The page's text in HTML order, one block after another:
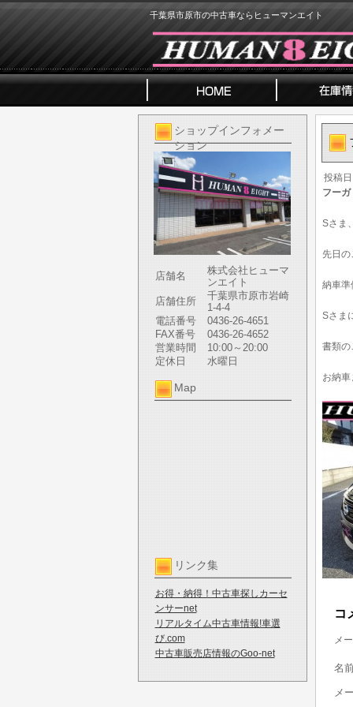
千葉県市原市の中古車ならヒューマンエイト
ショップインフォメー
ション
店舗名
株式会社ヒューマ
ンエイト
店舗住所
千葉県市原市岩崎
1-4-4
電話番号
0436-26-4651
FAX番号
0436-26-4652
営業時間
10:00～20:00
定休日
水曜日
Map
リンク集
お得・納得！中古車探しカーセ
ンサーnet
リアルタイム中古車情報!車選
び.com
中古車販売店情報のGoo-net
投稿日
フー
Sさま
先日
納車準
Sさま
書類の
お納
コ
メ
名
メ